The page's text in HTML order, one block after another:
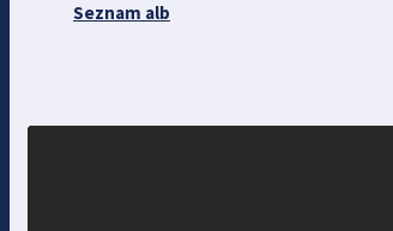
Seznam alb